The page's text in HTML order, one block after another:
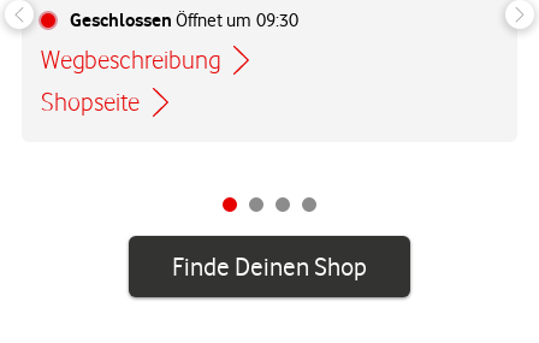
Geschlossen Öffnet um 09:30
Wegbeschreibung
Link öffnet in einem neuen Tab
Shopseite
Finde Deinen Shop